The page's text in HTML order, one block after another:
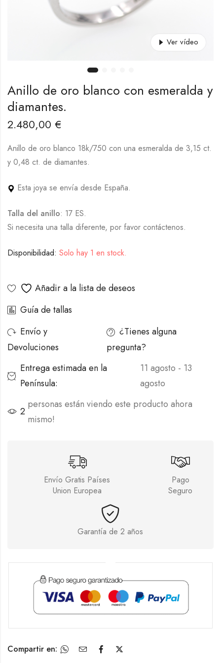
Ver vídeo
Anillo de oro blanco con esmeralda y
diamantes.
2.480,00 €
Anillo de oro blanco 18k/750 con una esmeralda de 3,15 ct.
y 0,48 ct. de diamantes.
Esta joya se envía desde España.
Talla del anillo: 17 ES.
Si necesita una talla diferente, por favor contáctenos.
Disponibilidad: Solo hay 1 en stock.
Añadir a la lista de deseos
Guía de tallas
Envío y
Devoluciones
¿Tienes alguna
pregunta?
Entrega estimada en la
Península:
11 agosto - 13
agosto
2
personas están viendo este producto ahora
mismo!
Envío Gratis Países
Union Europea
Pago
Seguro
Garantía de 2 años
Compartir en: